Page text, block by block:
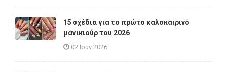
15 σχέδια για το πρώτο καλοκαιρινό
μανικιούρ του 2026
02 Ιουν 2026